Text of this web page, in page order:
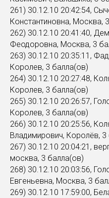
261) 30.12.10 20:42:54,
Константиновна, Москва,
262) 30.12.10 20:41:40,
Феодоровна, Москва, 3
263) 30.12.10 20:35:11,
Королев, 3 балла(ов)
264) 30.12.10 20:27:48,
Королев, 3 балла(ов)
265) 30.12.10 20:26:57,
Королев, 3 балла(ов)
266) 30.12.10 20:25:56,
Владимирович, Королёв, 3
267) 30.12.10 20:04:21,
москва, 3 балла(ов)
268) 30.12.10 20:03:56,
Евгеньевна, Москва, 3
269) 30.12.10 17:59:00,